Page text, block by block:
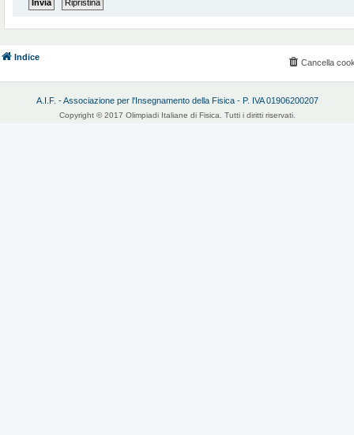
Indice
Cancella
A.I.F. - Associazione per l'Insegnamento della Fisica - P. IVA 01906200207
Copyright © 2017 Olimpiadi Italiane di Fisica. Tutti i diritti riservati.